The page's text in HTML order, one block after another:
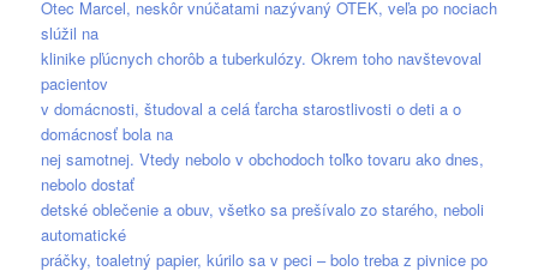
Otec Marcel, neskôr vnúčatami nazývaný OTEK, veľa po nociach
slúžil na
klinike pľúcnych chorôb a tuberkulózy. Okrem toho navštevoval
pacientov
v domácnosti, študoval a celá ťarcha starostlivosti o deti a o
domácnosť bola na
nej samotnej. Vtedy nebolo v obchodoch toľko tovaru ako dnes,
nebolo dostať
detské oblečenie a obuv, všetko sa prešívalo zo starého, neboli
automatické
práčky, toaletný papier, kúrilo sa v peci – bolo treba z pivnice po